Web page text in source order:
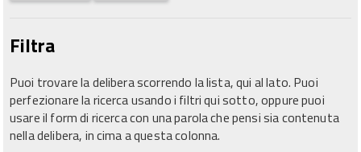
Filtra
Puoi trovare la delibera scorrendo la lista, qui al lato. Puoi
perfezionare la ricerca usando i filtri qui sotto, oppure puoi
usare il form di ricerca con una parola che pensi sia contenuta
nella delibera, in cima a questa colonna.